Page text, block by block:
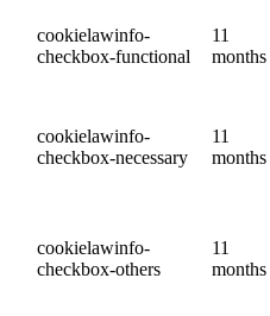
cookielawinfo-
checkbox-functional
11
months
cookielawinfo-
checkbox-necessary
11
months
cookielawinfo-
checkbox-others
11
months